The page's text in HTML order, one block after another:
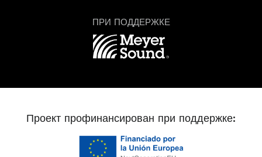
ПРИ ПОДДЕРЖКЕ
Проект профинансирован при поддержке: